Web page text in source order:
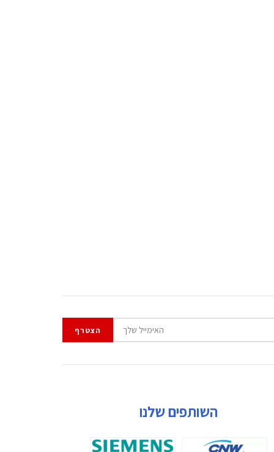
השותפים שלנו